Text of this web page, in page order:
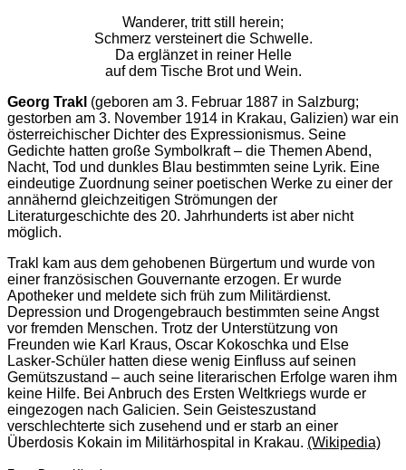
Wanderer, tritt still herein;
Schmerz versteinert die Schwelle.
Da erglänzet in reiner Helle
auf dem Tische Brot und Wein.
Georg Trakl (geboren am 3. Februar 1887 in Salzburg;
gestorben am 3. November 1914 in Krakau, Galizien) war ein
österreichischer Dichter des Expressionismus. Seine
Gedichte hatten große Symbolkraft – die Themen Abend,
Nacht, Tod und dunkles Blau bestimmten seine Lyrik. Eine
eindeutige Zuordnung seiner poetischen Werke zu einer der
annähernd gleichzeitigen Strömungen der
Literaturgeschichte des 20. Jahrhunderts ist aber nicht
möglich.
Trakl kam aus dem gehobenen Bürgertum und wurde von
einer französischen Gouvernante erzogen. Er wurde
Apotheker und meldete sich früh zum Militärdienst.
Depression und Drogengebrauch bestimmten seine Angst
vor fremden Menschen. Trotz der Unterstützung von
Freunden wie Karl Kraus, Oscar Kokoschka und Else
Lasker-Schüler hatten diese wenig Einfluss auf seinen
Gemütszustand – auch seine literarischen Erfolge waren ihm
keine Hilfe. Bei Anbruch des Ersten Weltkriegs wurde er
eingezogen nach Galicien. Sein Geisteszustand
verschlechterte sich zusehend und er starb an einer
Überdosis Kokain im Militärhospital in Krakau. (Wikipedia)